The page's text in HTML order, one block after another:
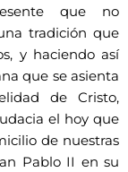
que no
tradición que
y haciendo así
que se asienta
de Cristo,
el hoy que
de nuestras
Pablo II en su